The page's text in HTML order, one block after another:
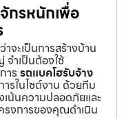
กรหนักเพื่อ
จะเป็นการสร้างบ้าน
ำเป็นต้องใช้
าร รถแบคโฮรับจ้าง
รในไซต์งาน ด้วยทีม
น้นความปลอดภัยและ
รงการของคุณดำเนิน